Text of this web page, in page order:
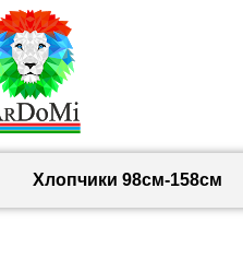
Хлопчики 98см-158см